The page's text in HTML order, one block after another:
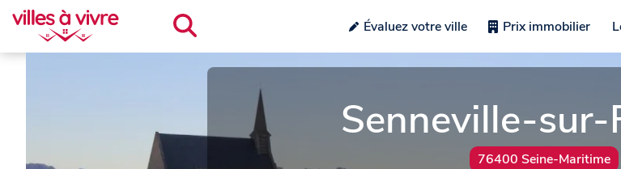
Évaluez votre ville Prix immobilier
Senneville-sur-
76400 Seine-Maritime